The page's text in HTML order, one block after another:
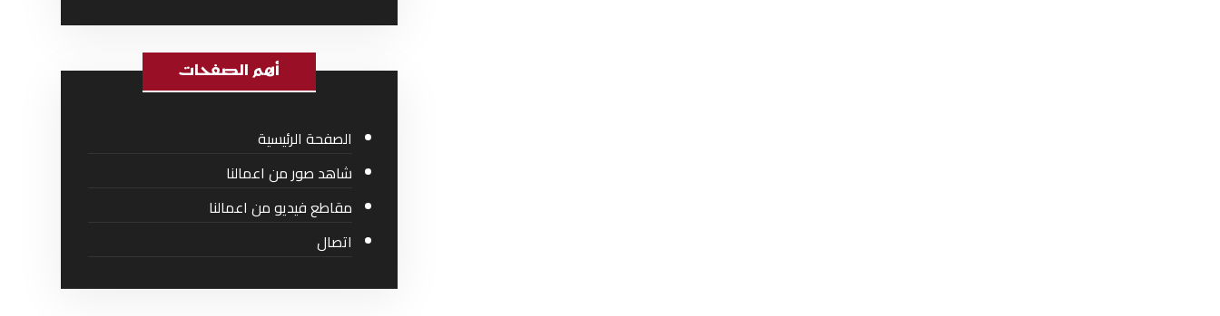
أهم الصفحات
الصفحة الرئيسية
شاهد صور من اعمالنا
مقاطع فيديو من اعمالنا
اتصال